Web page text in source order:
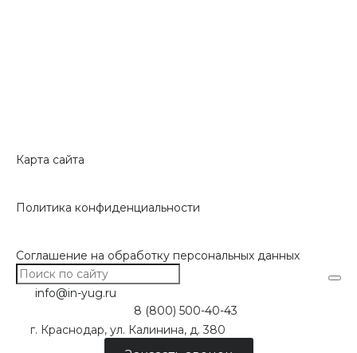
Карта сайта
Политика конфиденциальности
Соглашение на обработку персональных данных
info@in-yug.ru
8 (800) 500-40-43
г. Краснодар, ул. Калинина, д. 380